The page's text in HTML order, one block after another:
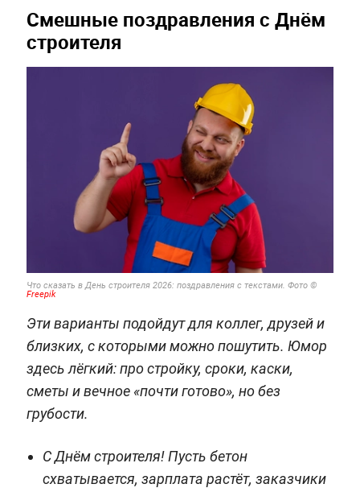
Смешные поздравления с Днём
строителя
Что сказать в День строителя 2026: поздравления с текстами. Фото ©
Freepik
Эти варианты подойдут для коллег, друзей и
близких, с которыми можно пошутить. Юмор
здесь лёгкий: про стройку, сроки, каски,
сметы и вечное «почти готово», но без
грубости.
С Днём строителя! Пусть бетон
схватывается, зарплата растёт, заказчики